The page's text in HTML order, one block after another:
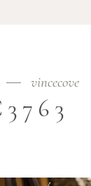
vincecove